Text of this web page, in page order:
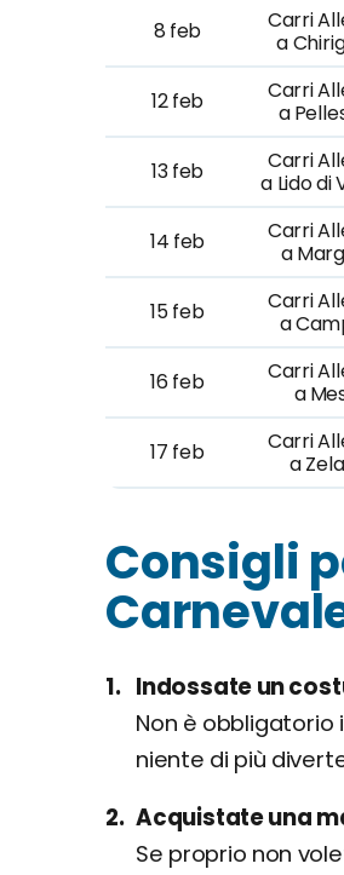
8 feb
Carri
a
12 feb
Carri
a
13 feb
Carri
a Lido di
14 feb
Carri
a
15 feb
Carri
a
16 feb
Carri
a
17 feb
Carri
a
Consigli
Indossate un
Non è obbligatorio
niente di più
Acquistate una
Se proprio non